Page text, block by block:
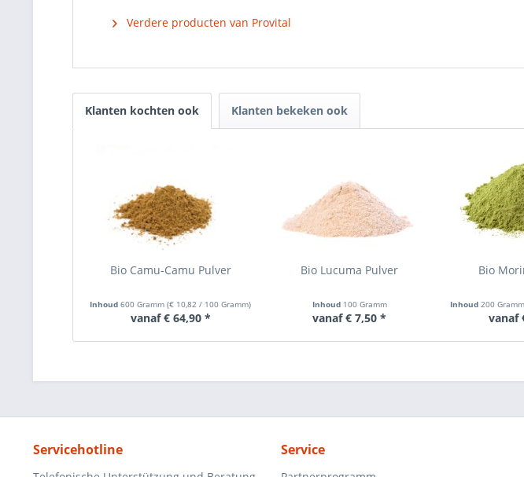
Verdere producten van Provital
Klanten kochten ook Klanten bekeken ook
Bio Camu-Camu Pulver
Inhoud600 Gramm(€ 10,82 / 100 Gramm)
vanaf € 64,90 *
Bio Lucuma Pulver
Inhoud 100 Gramm
vanaf € 7,50 *
Bio
Inhoud200
vanaf
Servicehotline Service